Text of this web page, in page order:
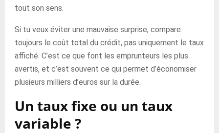
tout son sens.
Si tu veux éviter une mauvaise surprise, compare
toujours le coût total du crédit, pas uniquement le taux
affiché. C’est ce que font les emprunteurs les plus
avertis, et c’est souvent ce qui permet d’économiser
plusieurs milliers d’euros sur la durée.
Un taux fixe ou un taux
variable ?